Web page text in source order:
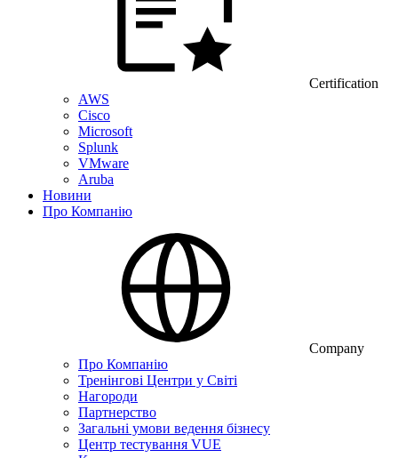
Certification
AWS
Cisco
Microsoft
Splunk
VMware
Aruba
Новини
Про Компанію
Company
Про Компанію
Тренінгові Центри у Світі
Нагороди
Партнерство
Загальні умови ведення бізнесу
Центр тестування VUE